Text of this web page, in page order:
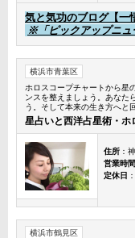
気と気功のブログ【一
※「ピックアップニュ
横浜市青葉区
ホロスコープチャートから星
ンスを整えましょう。あなた
う。そして本来の生き方へと
星占いと西洋占星術・
住所 ：
営業時間
定休日
横浜市鶴見区